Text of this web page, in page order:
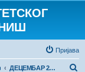
Пријава
ДЕЦЕМБАР 2024.